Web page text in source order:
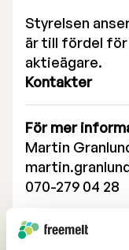
Certified
Styrelsen
är till fördel för
aktieägare.
Kontakter
För mer
Martin
070-279 04 28
Daniel Gidlund,